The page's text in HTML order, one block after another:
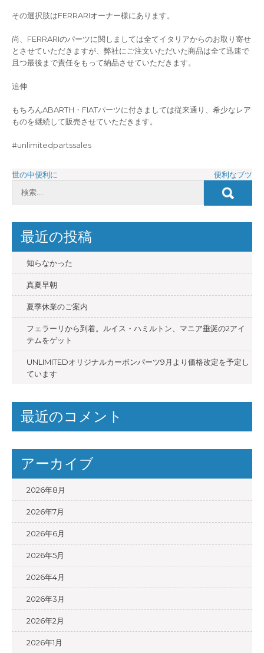
その選択肢はFERRARIオーナー様にあります。
尚、FERRARIのパーツに関しましては全てイタリアからのお取り寄せ
とさせていただきますが、弊社にご注文いただいた商品は全て迅速で
且つ最後まで責任をもって納品させていただきます。
追伸
もちろんABARTH・FIATパーツに付きましては従来通り、希少なレア
ものを継続して販売させていただきます。
#unlimitedpartssales
投
稿
ビ
ゲ
ー
シ
ョ
ン
世の中便利に 便利なブツ
最近の投稿
知らなかった
真夏早朝
夏季休業のご案内
フェラーリから到着。ルイス・ハミルトン、マニア垂涎の2アイ
テムをゲット
UNLIMITEDオリジナルカーボンパーツ9月より価格改定を予定し
ています
最近のコメント
アーカイブ
2026年8月
2026年7月
2026年6月
2026年5月
2026年4月
2026年3月
2026年2月
2026年1月